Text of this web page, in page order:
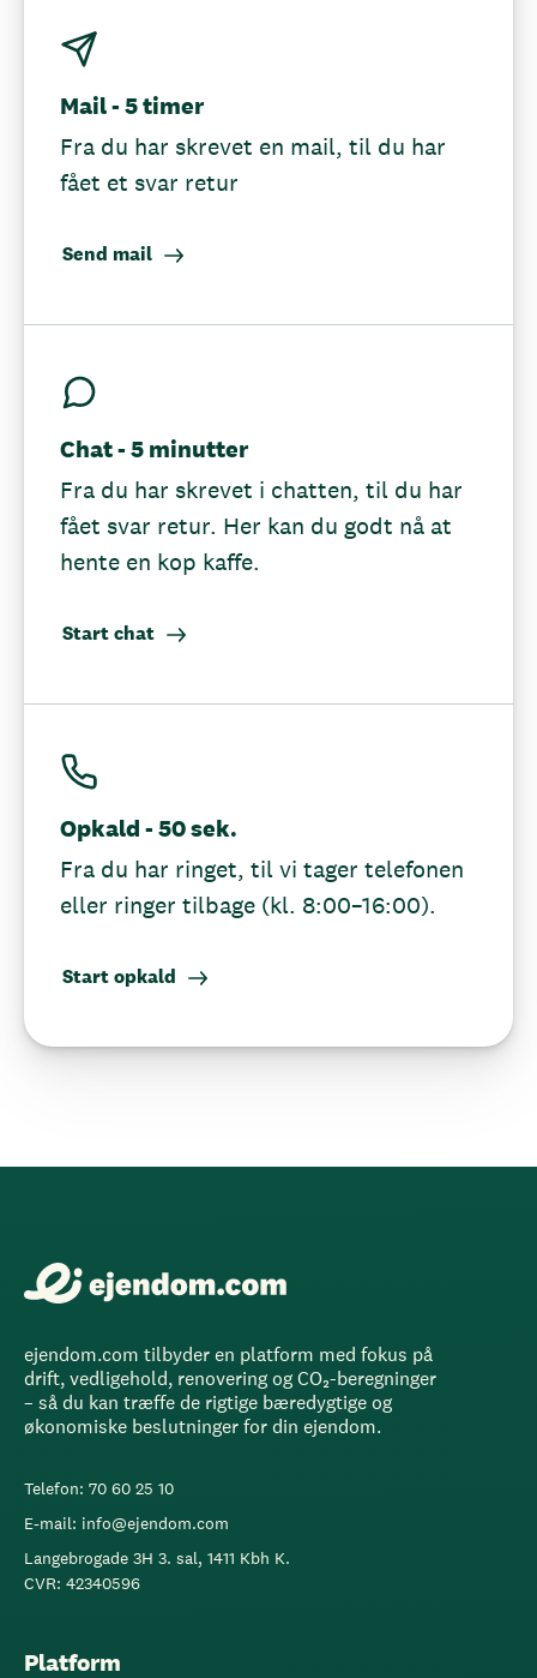
Mail - 5 timer
Fra du har skrevet en mail, til du har
fået et svar retur
Send mail
Chat - 5 minutter
Fra du har skrevet i chatten, til du har
fået svar retur. Her kan du godt nå at
hente en kop kaffe.
Start chat
Opkald - 50 sek.
Fra du har ringet, til vi tager telefonen
eller ringer tilbage (kl. 8:00–16:00).
Start opkald
ejendom.com tilbyder en platform med fokus på
drift, vedligehold, renovering og CO₂-beregninger
– så du kan træffe de rigtige bæredygtige og
økonomiske beslutninger for din ejendom.
Telefon: 70 60 25 10
E-mail: info@ejendom.com
Langebrogade 3H 3. sal, 1411 Kbh K.
CVR: 42340596
Platform